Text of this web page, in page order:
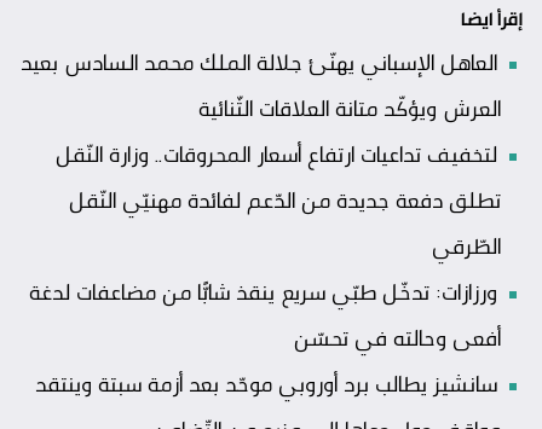
إقرأ ايضا
العاهل الإسباني يهنّئ جلالة الملك محمد السادس بعيد
العرش ويؤكّد متانة العلاقات الثّنائية
لتخفيف تداعيات ارتفاع أسعار المحروقات.. وزارة النّقل
تطلق دفعة جديدة من الدّعم لفائدة مهنيّي النّقل
الطّرقي
ورزازات: تدخّل طبّي سريع ينقذ شابًّا من مضاعفات لدغة
أفعى وحالته في تحسّن
سانشيز يطالب برد أوروبي موحّد بعد أزمة سبتة وينتقد